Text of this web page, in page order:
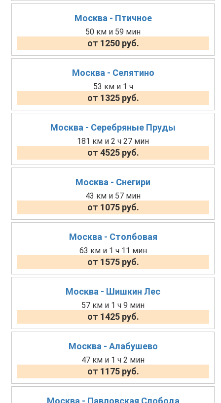
Москва - Птичное
50 км и 59 мин
от 1250 руб.
Москва - Селятино
53 км и 1 ч
от 1325 руб.
Москва - Серебряные Пруды
181 км и 2 ч 27 мин
от 4525 руб.
Москва - Снегири
43 км и 57 мин
от 1075 руб.
Москва - Столбовая
63 км и 1 ч 11 мин
от 1575 руб.
Москва - Шишкин Лес
57 км и 1 ч 9 мин
от 1425 руб.
Москва - Алабушево
47 км и 1 ч 2 мин
от 1175 руб.
Москва - Павловская Слобода